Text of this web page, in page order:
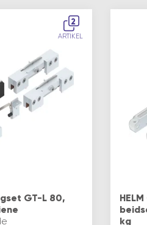
2
ARTIKEL
GT-L 80,
kg